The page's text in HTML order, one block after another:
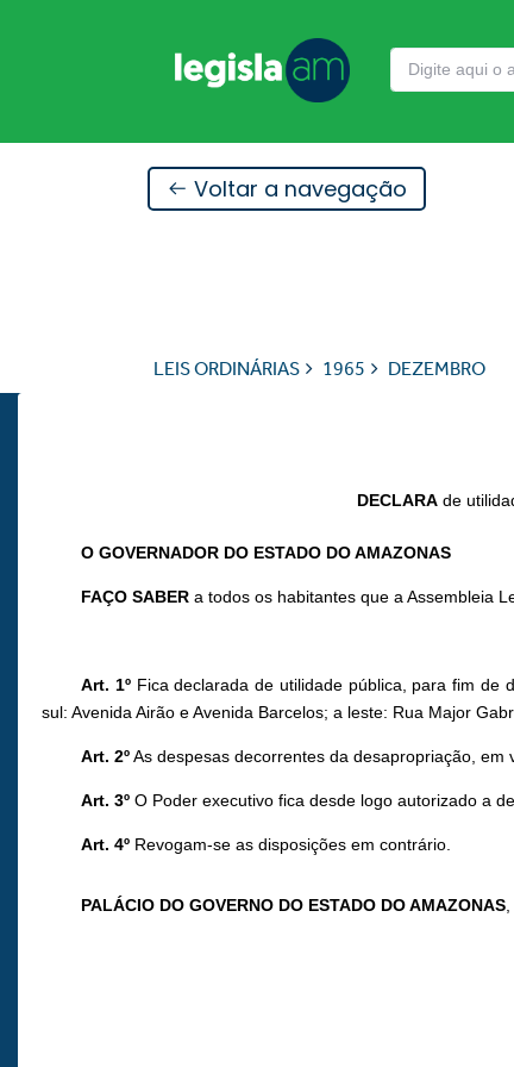
Voltar a navegação
LEIS ORDINÁRIAS 1965 DEZEMBRO
DECLARAde
O GOVERNADOR DO ESTADO DO AMAZONAS
FAÇO SABER a todos os habitantes que a Assembleia
Art. 1ºFica declarada de utilidade pública, para fim de
sul: Avenida Airão e Avenida Barcelos; a leste: Rua Major
Art. 2ºAs despesas decorrentes da desapropriação,
Art. 3º O Poder executivo fica desde logo autorizado a
Art. 4º Revogam-se as disposições em contrário.
PALÁCIO DO GOVERNO DO ESTADO DO AMAZONAS